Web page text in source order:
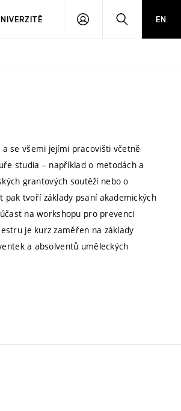
PŘIHLÁSIT HLEDATEN
se všemi jejími pracovišti včetně
studia – například o metodách a
grantových soutěží nebo o
tvoří základy psaní akademických
na workshopu pro prevenci
je kurz zaměřen na základy
a absolventů uměleckých